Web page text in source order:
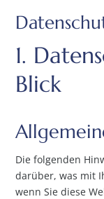
1.
Blick
Die folgenden
darüber, was mit
wenn Sie diese